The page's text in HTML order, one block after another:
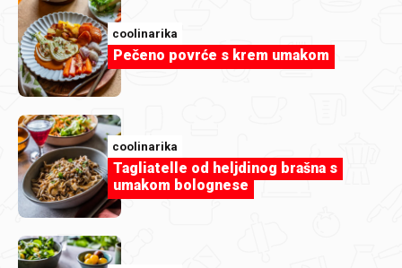
Evichen123
Griz pita s kokosom.jpg
coolinarika
Pečeno povrće s krem umakom
coolinarika
Tagliatelle od heljdinog brašna s
umakom bolognese